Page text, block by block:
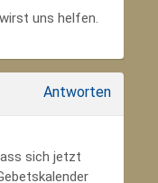
uns helfen.
Antworten
sich jetzt